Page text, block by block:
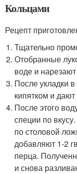
Кольцами
Рецепт
Тщательно
Отобранные
воде и
После укладки
кипятком и
После этого
специи по
по столовой
добавляют 1-2
перца.
и снова